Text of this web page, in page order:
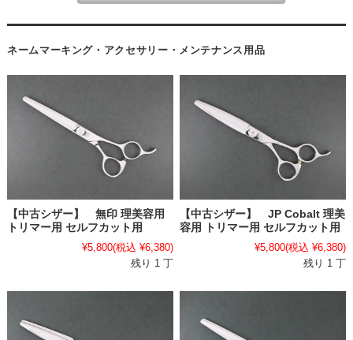
ネームマーキング・アクセサリー・メンテナンス用品
【中古シザー】 無印 理美容用
トリマー用 セルフカット用
¥5,800(税込 ¥6,380)
残り 1 丁
【中古シザー】 JP Cobalt 理美
容用 トリマー用 セルフカット用
¥5,800(税込 ¥6,380)
残り 1 丁